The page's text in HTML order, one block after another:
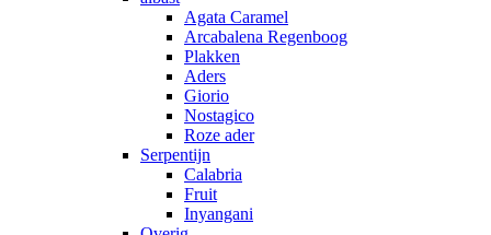
Agata Caramel
Arcabalena Regenboog
Plakken
Aders
Giorio
Nostagico
Roze ader
Serpentijn
Calabria
Fruit
Inyangani